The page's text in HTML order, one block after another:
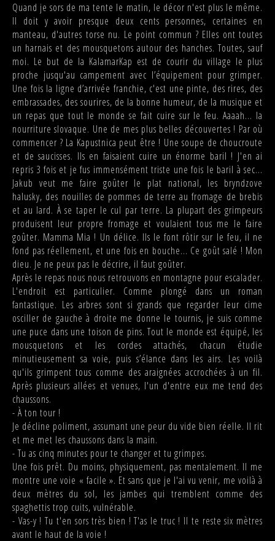
Quand je sors de ma tente le matin, le décor n'est plus le même.
Il doit y avoir presque deux cents personnes, certaines en
manteau, d'autres torse nu. Le point commun ? Elles ont toutes
un harnais et des mousquetons autour des hanches. Toutes, sauf
moi. Le but de la KalamarKap est de courir du village le plus
proche jusqu'au campement avec l’équipement pour grimper.
Une fois la ligne d’arrivée franchie, c'est une pinte, des rires, des
embrassades, des sourires, de la bonne humeur, de la musique et
un repas que tout le monde se fait cuire sur le feu. Aaaah... la
nourriture slovaque. Une de mes plus belles découvertes ! Par où
commencer ? La Kapustnica peut être ! Une soupe de choucroute
et de saucisses. Ils en faisaient cuire un énorme baril ! J'en ai
repris 3 fois et je fus immensément triste une fois le baril à sec...
Jakub veut me faire goûter le plat national, les bryndzove
halusky, des nouilles de pommes de terre au fromage de brebis
et au lard. À se taper le cul par terre. La plupart des grimpeurs
produisent leur propre fromage et voulaient tous me le faire
goûter. Mamma Mia ! Un délice. Ils le font rôtir sur le feu, il ne
fond pas réellement, et une fois en bouche... Ce goût salé ! Mon
dieu. Je ne peux pas le décrire, il faut goûter.
Après le repas nous nous retrouvons en montagne pour escalader.
L'endroit est particulier. Comme plongé dans un roman
fantastique. Les arbres sont si grands que regarder leur cime
osciller de gauche à droite me donne le tournis, je suis comme
une puce dans une toison de pins. Tout le monde est équipé, les
mousquetons et les cordes attachés, chacun étudie
minutieusement sa voie, puis s’élance dans les airs. Les voilà
qu'ils grimpent tous comme des araignées accrochées à un fil.
Après plusieurs allées et venues, l'un d'entre eux me tend des
chaussons.
- À ton tour !
Je décline poliment, assumant une peur du vide bien réelle. Il rit
et me met les chaussons dans la main.
- Tu as cinq minutes pour te changer et tu grimpes.
Une fois prêt. Du moins, physiquement, pas mentalement. Il me
montre une voie « facile ». Et sans que je l'ai vu venir, me voilà à
deux mètres du sol, les jambes qui tremblent comme des
spaghettis trop cuits, vulnérable.
- Vas-y ! Tu t'en sors très bien ! T'as le truc ! Il te reste six mètres
avant le haut de la voie !